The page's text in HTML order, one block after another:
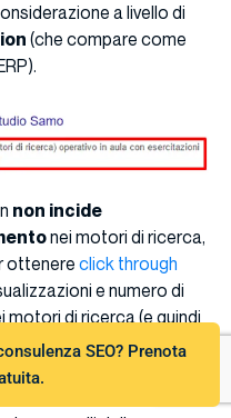
a livello di
(che compare come
non incide
nei motori di ricerca,
ottenere click through
e numero di
motori di ricerca (e quindi
Essa deve
chiaro, coerente con
SEO? Prenota